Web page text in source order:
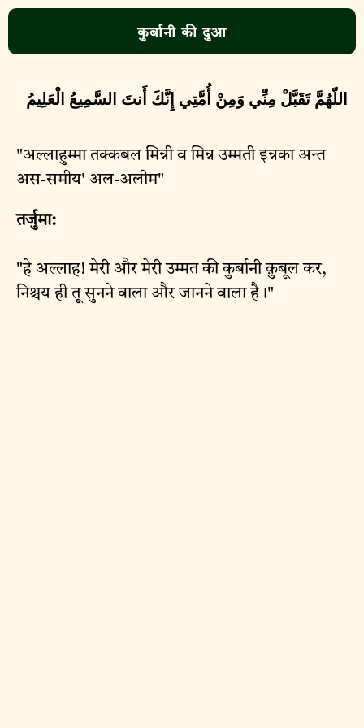
कुर्बानी की दुआ
اللّهُمَّ تَقَبَّلْ مِنِّي وَمِنْ أُمَّتِي إِنَّكَ أَنتَ السَّمِيعُ الْعَلِيمُ
"अल्लाहुम्मा तक्कबल मिन्नी व मिन्न उम्मती इन्नका अन्त
अस-समीय' अल-अलीम"
तर्जुमा:
"हे अल्लाह! मेरी और मेरी उम्मत की कुर्बानी क़ुबूल कर,
निश्चय ही तू सुनने वाला और जानने वाला है।"